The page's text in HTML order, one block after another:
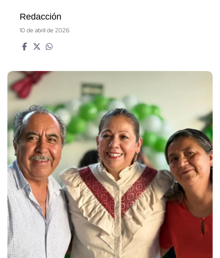
Redacción
10 de abril de 2026